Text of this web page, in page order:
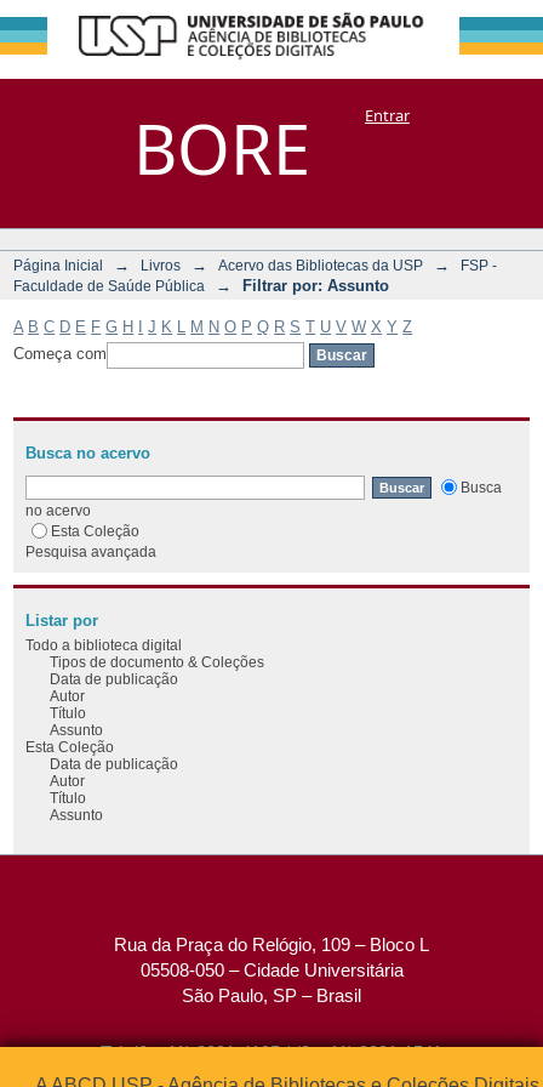
BORE
Filtrar por:
Assunto
DSpace/Manakin + CoriscoEntrar
Página Inicial → Livros → Acervo das Bibliotecas da USP →
FSP -
Faculdade de Saúde Pública
→ Filtrar por: Assunto
A B C D E F G H J K M N O P Q R S T U V W X Y Z
Começa com
Busca no acervo
Busca
no acervo
Esta Coleção
Pesquisa avançada
Listar por
Todo a biblioteca digital
Tipos de documento & Coleções
Data de publicação
Autor
Título
Assunto
Esta Coleção
Data de publicação
Autor
Título
Assunto
Rua da Praça do Relógio, 109 – Bloco L
05508-050 – Cidade Universitária
São Paulo, SP – Brasil
Tel: (0xx11) 3091-4195 / (0xx11) 3091-1541
Fax: (0xx11) 3091-1567